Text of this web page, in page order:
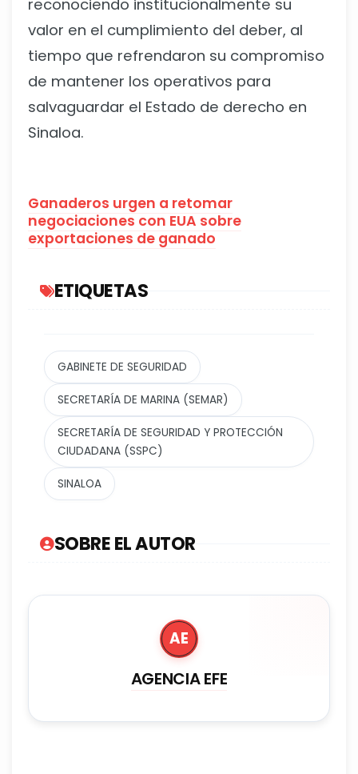
reconociendo institucionalmente su
valor en el cumplimiento del deber, al
tiempo que refrendaron su compromiso
de mantener los operativos para
salvaguardar el Estado de derecho en
Sinaloa.
Ganaderos urgen a retomar
negociaciones con EUA sobre
exportaciones de ganado
ETIQUETAS
GABINETE DE SEGURIDAD
SECRETARÍA DE MARINA (SEMAR)
SECRETARÍA DE SEGURIDAD Y PROTECCIÓN
CIUDADANA (SSPC)
SINALOA
SOBRE EL AUTOR
AE
AGENCIA EFE